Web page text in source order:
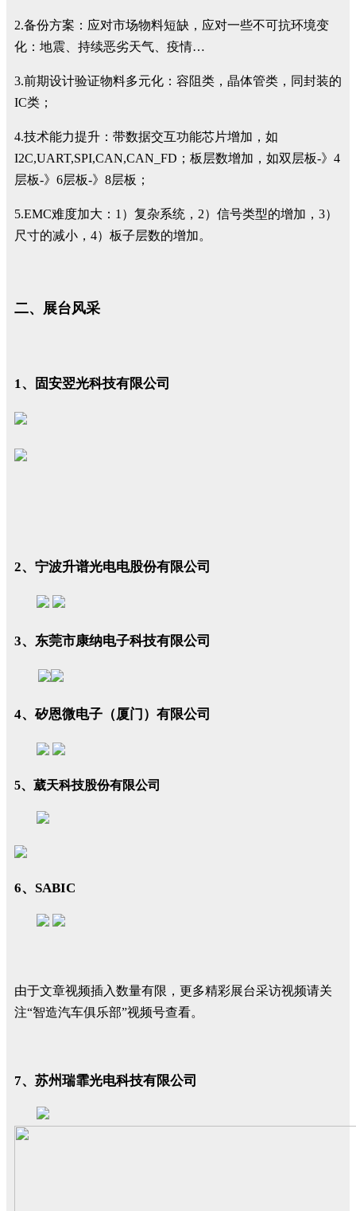
2.备份方案：应对市场物料短缺，应对一些不可抗环境变
化：地震、持续恶劣天气、疫情…
3.前期设计验证物料多元化：容阻类，晶体管类，同封装的
IC类；
4.技术能力提升：带数据交互功能芯片增加，如
I2C,UART,SPI,CAN,CAN_FD；板层数增加，如双层板-》4
层板-》6层板-》8层板；
5.EMC难度加大：1）复杂系统，2）信号类型的增加，3）
尺寸的减小，4）板子层数的增加。
二、展台风采
1、固安翌光科技有限公司
2、宁波升谱光电电股份有限公司
3、东莞市康纳电子科技有限公司
4、矽恩微电子（厦门）有限公司
5、葳天科技股份有限公司
6、SABIC
由于文章视频插入数量有限，更多精彩展台采访视频请关
注“智造汽车俱乐部”视频号查看。
7、苏州瑞霏光电科技有限公司